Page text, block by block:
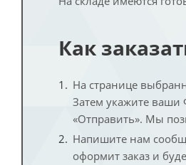
Как
На странице
Затем укажите
«Отправить». Мы
Напишите нам
оформит заказ и